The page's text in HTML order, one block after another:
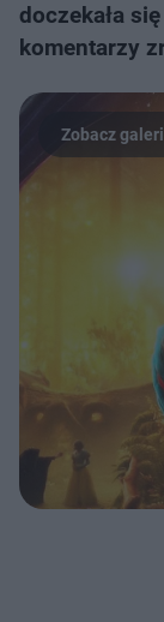
doczekała
komentarzy